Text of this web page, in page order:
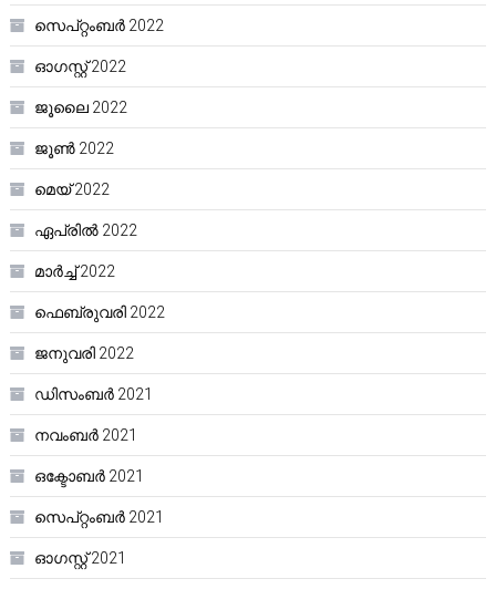
സെപ്റ്റംബർ 2022
ഓഗസ്റ്റ്‌ 2022
ജൂലൈ 2022
ജൂൺ 2022
മെയ്‌ 2022
ഏപ്രിൽ 2022
മാർച്ച്‌ 2022
ഫെബ്രുവരി 2022
ജനുവരി 2022
ഡിസംബർ 2021
നവംബർ 2021
ഒക്ടോബർ 2021
സെപ്റ്റംബർ 2021
ഓഗസ്റ്റ്‌ 2021